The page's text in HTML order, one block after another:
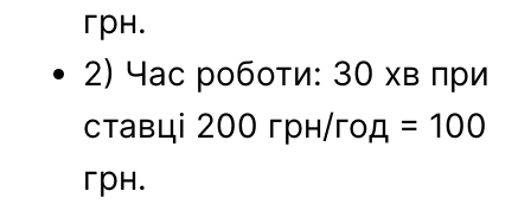
грн.
2) Час роботи: 30 хв при
ставці 200 грн/год = 100
грн.